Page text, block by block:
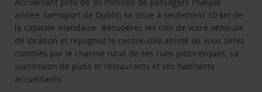
année, l’aéroport de Dublin se situe à seulement 10 km de
la capitale irlandaise. Récupérez les clés de votre véhicule
de location et rejoignez le centre-ville animé où vous serez
comblés par le charme rural de ses rues pittoresques, sa
succession de pubs et restaurants et ses habitants
accueillants.